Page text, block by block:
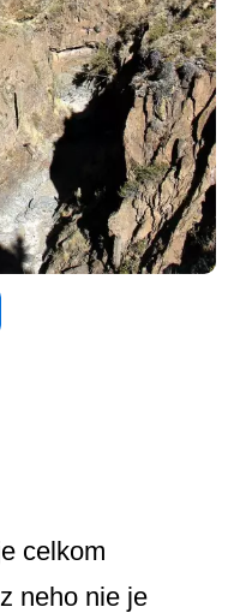
celkom
neho nie je